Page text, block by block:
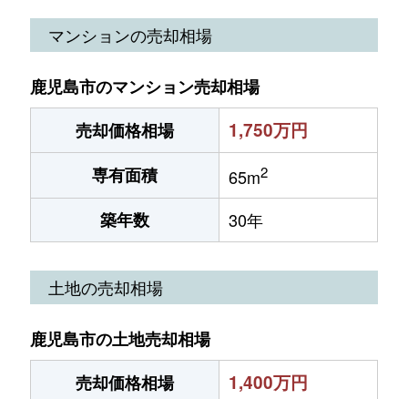
マンションの売却相場
鹿児島市のマンション売却相場
売却価格相場
1,750万円
専有面積 65m2
築年数 30年
土地の売却相場
鹿児島市の土地売却相場
売却価格相場
1,400万円